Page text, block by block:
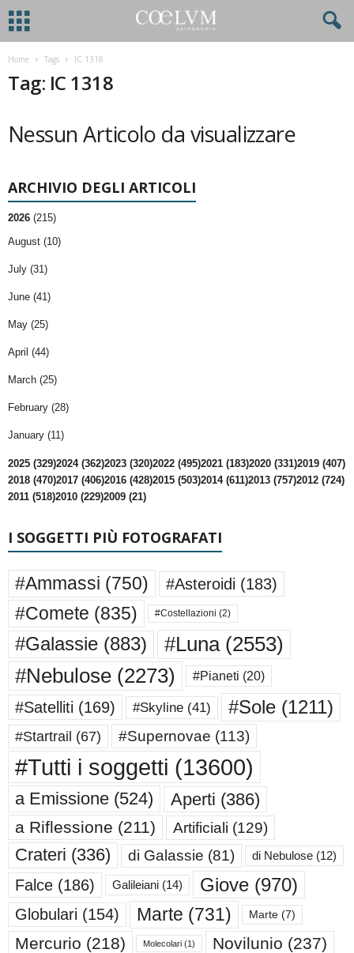
Home Tags IC 1318
Tag: IC 1318
Nessun Articolo da visualizzare
ARCHIVIO DEGLI ARTICOLI
2026 (215)
August (10)
July (31)
June (41)
May (25)
April (44)
March (25)
February (28)
January (11)
2025 (329)2024 (362)2023 (320)2022 (495)2021 (183)2020 (331)2019 (407)
2018 (470)2017 (406)2016 (428)2015 (503)2014 (611)2013 (757)2012 (724)
2011 (518)2010 (229)2009 (21)
I SOGGETTI PIÙ FOTOGRAFATI
#Ammassi (750) #Asteroidi (183)
#Comete (835) #Costellazioni (2)
#Galassie (883) #Luna(2553)
#Nebulose (2273) #Pianeti (20)
#Satelliti (169) #Skyline (41) #Sole (1211)
#Startrail (67) #Supernovae (113)
#Tutti i soggetti (13600)
a Emissione (524) Aperti (386)
a Riflessione (211) Artificiali (129)
Crateri (336) di Galassie (81) di Nebulose (12)
Falce (186) Galileiani (14) Giove (970)
Globulari (154) Marte (731) Marte (7)
Mercurio (218) Molecolari (1) Novilunio (237)